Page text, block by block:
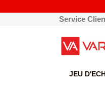
Service
JEU